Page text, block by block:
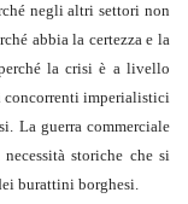
negli altri settori non
abbia la certezza e la
la crisi è a livello
concorrenti imperialistici
La guerra commerciale
storiche che si
burattini borghesi.